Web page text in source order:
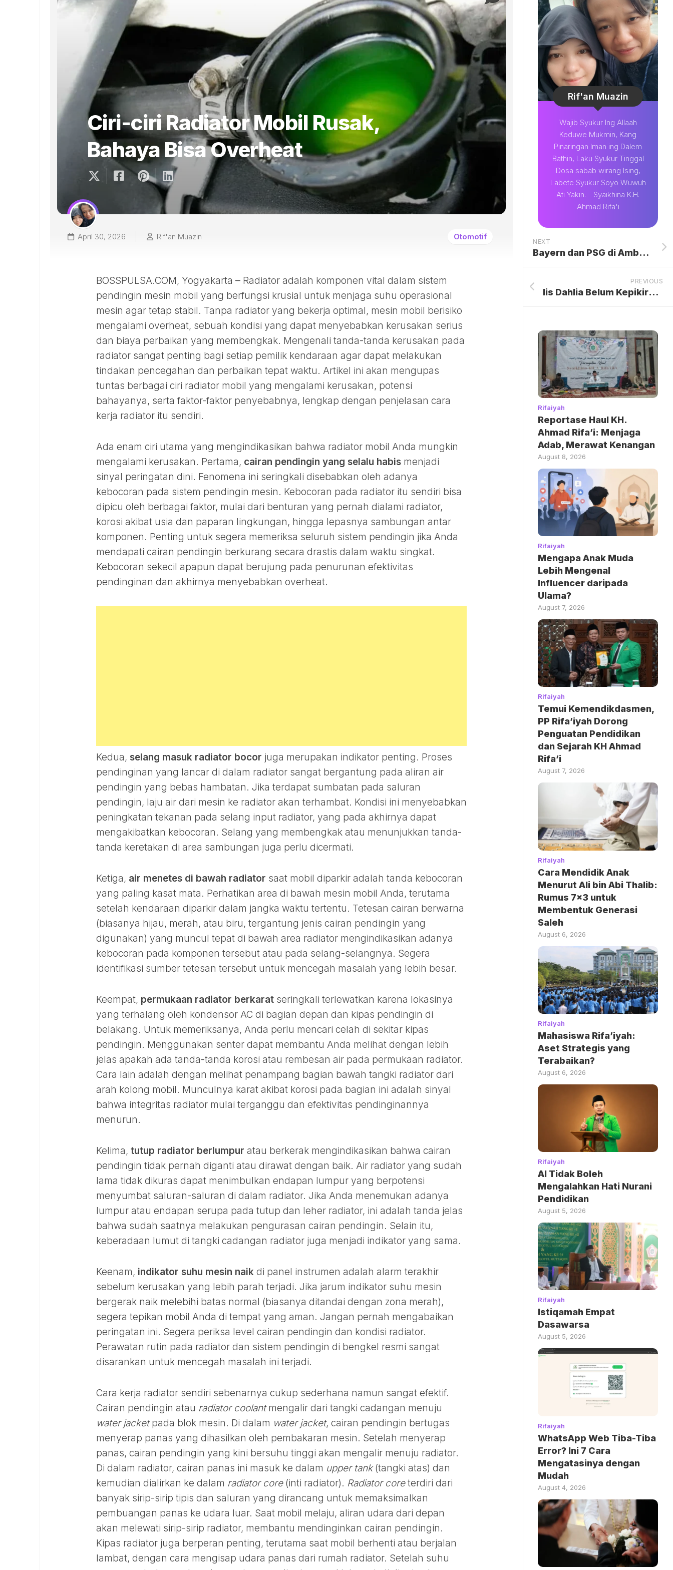
Ciri-ciri Radiator Mobil Rusak,
Bahaya Bisa Overheat
April 30, 2026 Rif'an Muazin Otomotif
BOSSPULSA.COM, Yogyakarta – Radiator adalah komponen vital dalam sistem
pendingin mesin mobil yang berfungsi krusial untuk menjaga suhu operasional
mesin agar tetap stabil. Tanpa radiator yang bekerja optimal, mesin mobil berisiko
mengalami overheat, sebuah kondisi yang dapat menyebabkan kerusakan serius
dan biaya perbaikan yang membengkak. Mengenali tanda-tanda kerusakan pada
radiator sangat penting bagi setiap pemilik kendaraan agar dapat melakukan
tindakan pencegahan dan perbaikan tepat waktu. Artikel ini akan mengupas
tuntas berbagai ciri radiator mobil yang mengalami kerusakan, potensi
bahayanya, serta faktor-faktor penyebabnya, lengkap dengan penjelasan cara
kerja radiator itu sendiri.
Ada enam ciri utama yang mengindikasikan bahwa radiator mobil Anda mungkin
mengalami kerusakan. Pertama, cairan pendingin yang selalu habis menjadi
sinyal peringatan dini. Fenomena ini seringkali disebabkan oleh adanya
kebocoran pada sistem pendingin mesin. Kebocoran pada radiator itu sendiri bisa
dipicu oleh berbagai faktor, mulai dari benturan yang pernah dialami radiator,
korosi akibat usia dan paparan lingkungan, hingga lepasnya sambungan antar
komponen. Penting untuk segera memeriksa seluruh sistem pendingin jika Anda
mendapati cairan pendingin berkurang secara drastis dalam waktu singkat.
Kebocoran sekecil apapun dapat berujung pada penurunan efektivitas
pendinginan dan akhirnya menyebabkan overheat.
Kedua, selang masuk radiator bocor juga merupakan indikator penting. Proses
pendinginan yang lancar di dalam radiator sangat bergantung pada aliran air
pendingin yang bebas hambatan. Jika terdapat sumbatan pada saluran
pendingin, laju air dari mesin ke radiator akan terhambat. Kondisi ini menyebabkan
peningkatan tekanan pada selang input radiator, yang pada akhirnya dapat
mengakibatkan kebocoran. Selang yang membengkak atau menunjukkan tanda-
tanda keretakan di area sambungan juga perlu dicermati.
Ketiga, air menetes di bawah radiator saat mobil diparkir adalah tanda kebocoran
yang paling kasat mata. Perhatikan area di bawah mesin mobil Anda, terutama
setelah kendaraan diparkir dalam jangka waktu tertentu. Tetesan cairan berwarna
(biasanya hijau, merah, atau biru, tergantung jenis cairan pendingin yang
digunakan) yang muncul tepat di bawah area radiator mengindikasikan adanya
kebocoran pada komponen tersebut atau pada selang-selangnya. Segera
identifikasi sumber tetesan tersebut untuk mencegah masalah yang lebih besar.
Keempat, permukaan radiator berkarat seringkali terlewatkan karena lokasinya
yang terhalang oleh kondensor AC di bagian depan dan kipas pendingin di
belakang. Untuk memeriksanya, Anda perlu mencari celah di sekitar kipas
pendingin. Menggunakan senter dapat membantu Anda melihat dengan lebih
jelas apakah ada tanda-tanda korosi atau rembesan air pada permukaan radiator.
Cara lain adalah dengan melihat penampang bagian bawah tangki radiator dari
arah kolong mobil. Munculnya karat akibat korosi pada bagian ini adalah sinyal
bahwa integritas radiator mulai terganggu dan efektivitas pendinginannya
menurun.
Kelima, tutup radiator berlumpur atau berkerak mengindikasikan bahwa cairan
pendingin tidak pernah diganti atau dirawat dengan baik. Air radiator yang sudah
lama tidak dikuras dapat menimbulkan endapan lumpur yang berpotensi
menyumbat saluran-saluran di dalam radiator. Jika Anda menemukan adanya
lumpur atau endapan serupa pada tutup dan leher radiator, ini adalah tanda jelas
bahwa sudah saatnya melakukan pengurasan cairan pendingin. Selain itu,
keberadaan lumut di tangki cadangan radiator juga menjadi indikator yang sama.
Keenam, indikator suhu mesin naik di panel instrumen adalah alarm terakhir
sebelum kerusakan yang lebih parah terjadi. Jika jarum indikator suhu mesin
bergerak naik melebihi batas normal (biasanya ditandai dengan zona merah),
segera tepikan mobil Anda di tempat yang aman. Jangan pernah mengabaikan
peringatan ini. Segera periksa level cairan pendingin dan kondisi radiator.
Perawatan rutin pada radiator dan sistem pendingin di bengkel resmi sangat
disarankan untuk mencegah masalah ini terjadi.
Cara kerja radiator sendiri sebenarnya cukup sederhana namun sangat efektif.
Cairan pendingin atau radiator coolantmengalir dari tangki cadangan menuju
water jacketpada blok mesin. Di dalam water jacket, cairan pendingin bertugas
menyerap panas yang dihasilkan oleh pembakaran mesin. Setelah menyerap
panas, cairan pendingin yang kini bersuhu tinggi akan mengalir menuju radiator.
Di dalam radiator, cairan panas ini masuk ke dalam upper tank(tangki atas) dan
kemudian dialirkan ke dalam radiator core(inti radiator). Radiator coreterdiri dari
banyak sirip-sirip tipis dan saluran yang dirancang untuk memaksimalkan
pembuangan panas ke udara luar. Saat mobil melaju, aliran udara dari depan
akan melewati sirip-sirip radiator, membantu mendinginkan cairan pendingin.
Kipas radiator juga berperan penting, terutama saat mobil berhenti atau berjalan
lambat, dengan cara mengisap udara panas dari rumah radiator. Setelah suhu
Rif'an Muazin
Wajib Syukur Ing Allaah
Keduwe Mukmin, Kang
Pinaringan Iman ing Dalem
Bathin, Laku Syukur Tinggal
Dosa sabab wirang Ising,
Labete Syukur Soyo Wuwuh
Ati Yakin. - Syaikhina K.H.
Ahmad Rifa'i
NEXT
Bayern dan PSG di Ambang Pecahkan Rekor Gol Barcelona di Liga Champions
PREVIOUS
Iis Dahlia Belum Kepikiran Nikahkan Anak, Fokus pada Pendewasaan Buah Hati
Rifaiyah
Reportase Haul KH.
Ahmad Rifa’i: Menjaga
Adab, Merawat Kenangan
August 8, 2026
Rifaiyah
Mengapa Anak Muda
Lebih Mengenal
Influencer daripada
Ulama?
August 7, 2026
Rifaiyah
Temui Kemendikdasmen,
PP Rifa’iyah Dorong
Penguatan Pendidikan
dan Sejarah KH Ahmad
Rifa’i
August 7, 2026
Rifaiyah
Cara Mendidik Anak
Menurut Ali bin Abi Thalib:
Rumus 7×3 untuk
Membentuk Generasi
Saleh
August 6, 2026
Rifaiyah
Mahasiswa Rifa’iyah:
Aset Strategis yang
Terabaikan?
August 6, 2026
Rifaiyah
AI Tidak Boleh
Mengalahkan Hati Nurani
Pendidikan
August 5, 2026
Rifaiyah
Istiqamah Empat
Dasawarsa
August 5, 2026
Rifaiyah
WhatsApp Web Tiba-Tiba
Error? Ini 7 Cara
Mengatasinya dengan
Mudah
August 4, 2026